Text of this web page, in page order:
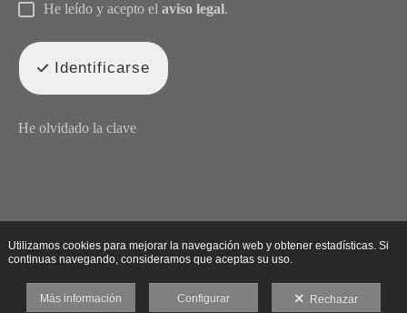
He leído y acepto el aviso legal.
Identificarse
He olvidado la clave
Utilizamos cookies para mejorar la navegación web y obtener estadísticas. Si
continuas navegando, consideramos que aceptas su uso.
Más información Configurar Rechazar